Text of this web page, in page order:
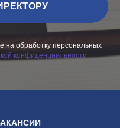
на обработку персональных
конфиденциальности